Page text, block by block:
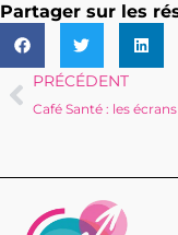
Partager sur les
PRÉCÉDENT